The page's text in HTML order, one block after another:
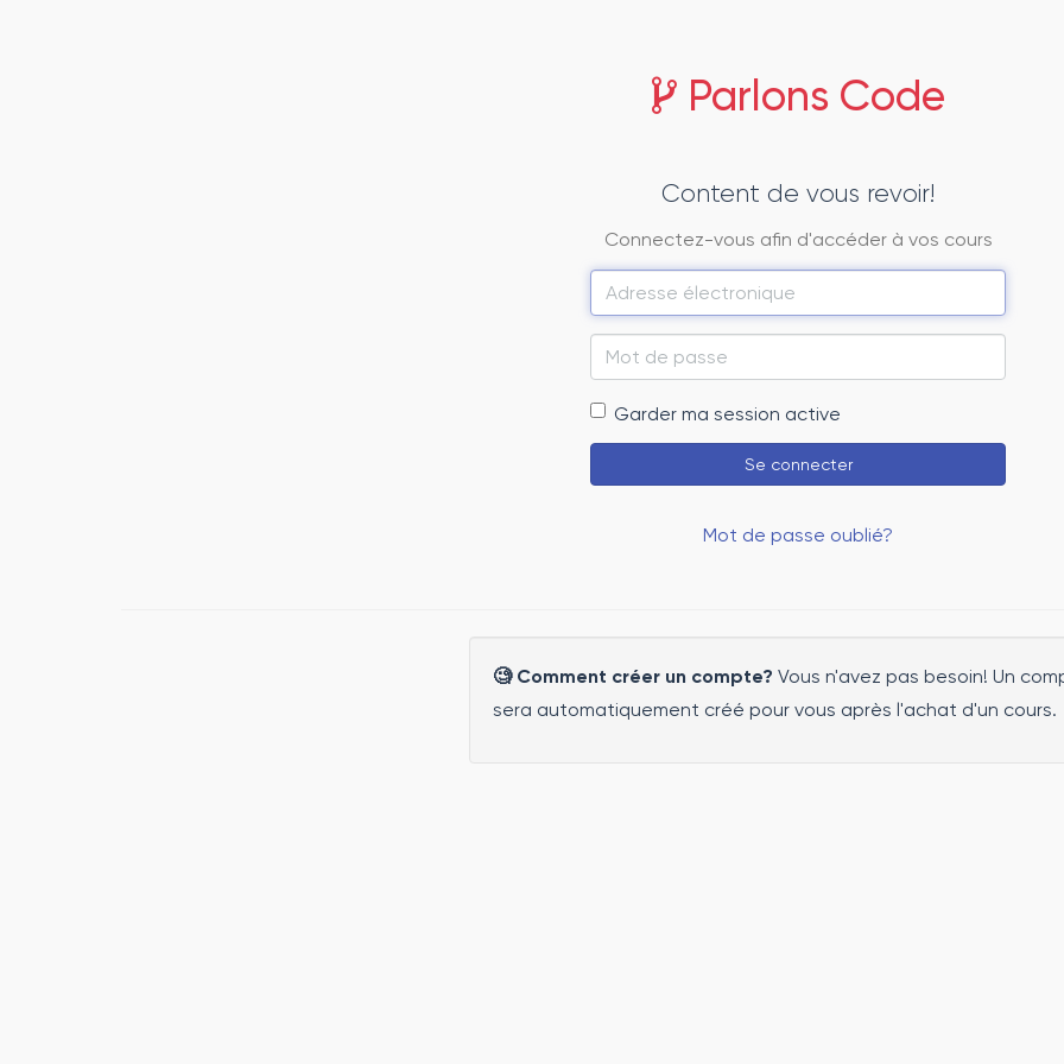
Parlons Code
Content de vous revoir!
Connectez-vous afin d'accéder à vos cours
Adresse
électronique
Mot
de
passe
Garder ma session active
Se connecter
Mot de passe oublié?
🧐 Comment créer un compte? Vous n'avez pas besoin! Un
sera automatiquement créé pour vous après l'achat d'un cours.